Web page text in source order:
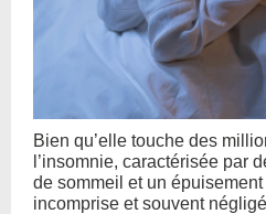
Bien qu’elle touche des
l’insomnie, caractérisée par
de sommeil et un
incomprise et souvent